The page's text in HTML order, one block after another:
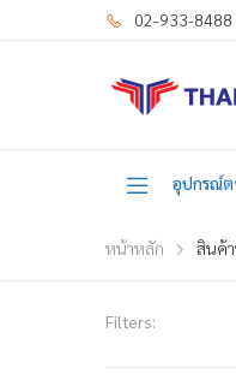
02-933-8488
อุปกรณ์ต
หน้าหลัก สินค้
Filters: